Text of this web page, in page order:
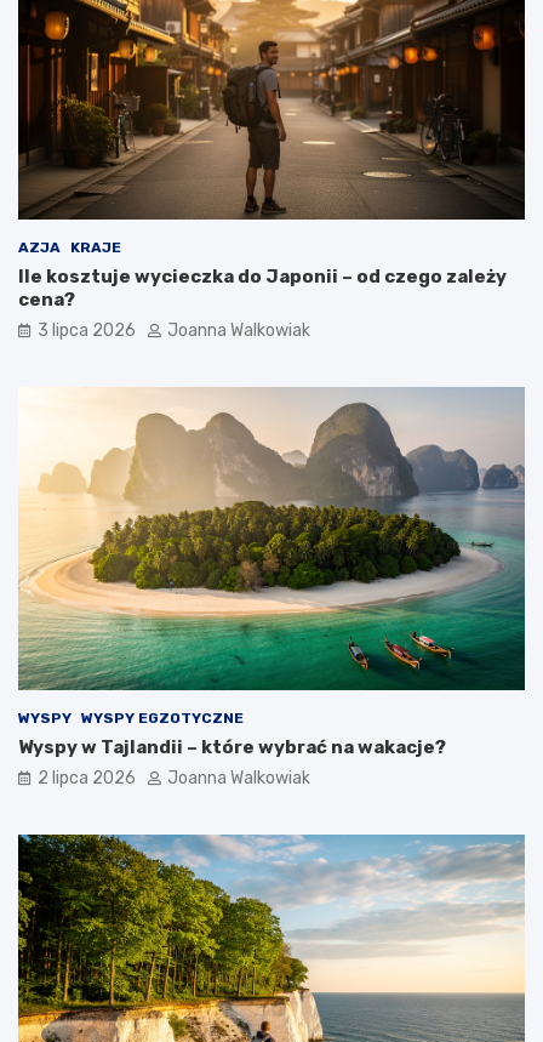
AZJA KRAJE
Ile kosztuje wycieczka do Japonii – od czego zależy
cena?
3 lipca 2026 Joanna Walkowiak
WYSPY WYSPY EGZOTYCZNE
Wyspy w Tajlandii – które wybrać na wakacje?
2 lipca 2026 Joanna Walkowiak